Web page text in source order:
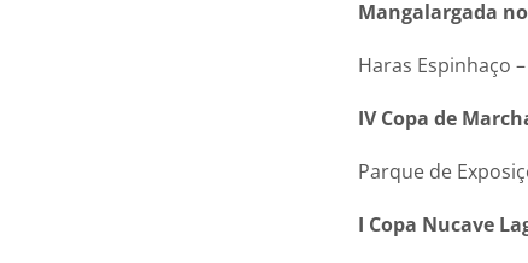
Mangalargada
Haras Espinhaço
IV Copa de
Parque de
I Copa Nucave